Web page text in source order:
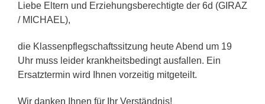
Liebe Eltern und Erziehungsberechtigte der 6d (GIRAZ
/ MICHAEL),
die Klassenpflegschaftssitzung heute Abend um 19
Uhr muss leider krankheitsbedingt ausfallen. Ein
Ersatztermin wird Ihnen vorzeitig mitgeteilt.
Wir danken Ihnen für Ihr Verständnis!